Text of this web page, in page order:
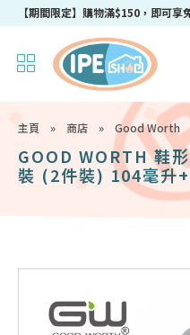
成為IPEshop會員，新會員即可獲
主頁 » 商店 » Good Worth
GOOD WORTH 鞋
裝 (2件裝) 104毫升
個52毫升x2個) (需配